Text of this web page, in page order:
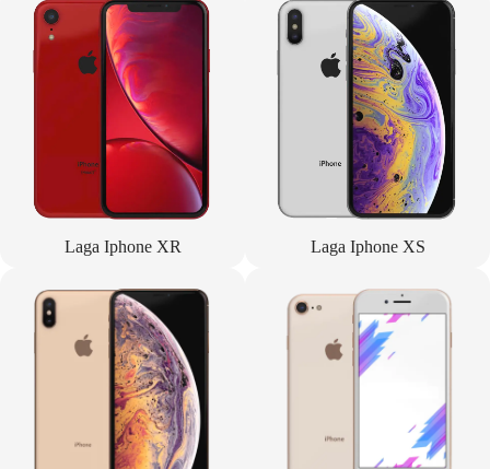
Laga Iphone XR Laga Iphone XS